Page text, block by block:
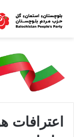
اعترافات